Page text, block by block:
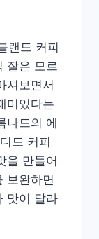
랜드 커피
잘은 모르
셔보면서
미있다는
나드의 에
드 커피
을 만들어
보완하면
맛이 달라